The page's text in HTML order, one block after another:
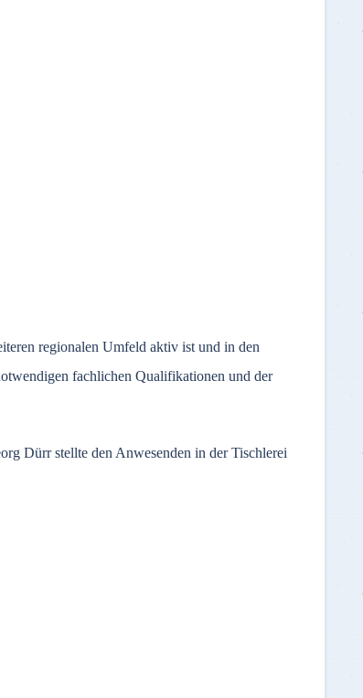
regionalen Umfeld aktiv ist und in den
fachlichen Qualifikationen und der
Dürr stellte den Anwesenden in der Tischlerei